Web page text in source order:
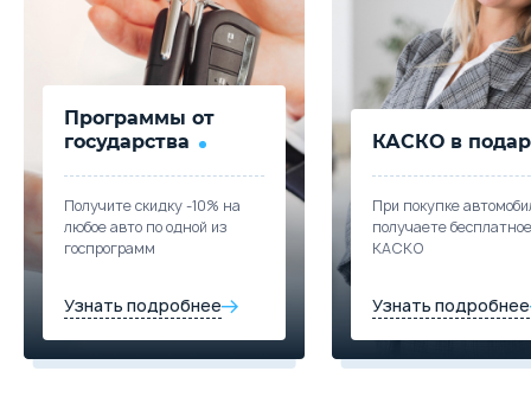
Trade-in
Забронировать
Купить в кредит
Trade-in
Забронировать
Программы от
государства
Получите скидку -10% на
любое авто по одной из
госпрограмм
Узнать подробнее
КАСКО в
При покупке
получаете бесплатное
КАСКО
Узнать подробнее